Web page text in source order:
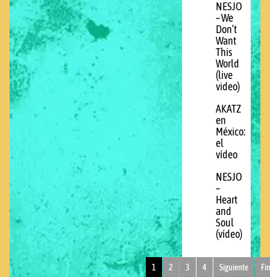
NESJO
– We
Don’t
Want
This
World
(live
video)
AKATZ
en
México:
el
vídeo
NESJO
–
Heart
and
Soul
(vídeo)
1 2 3 4 Siguiente